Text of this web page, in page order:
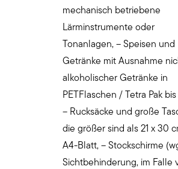
mechanisch betriebene
Lärminstrumente oder
Tonanlagen, – Speisen und
Getränke mit Ausnahme
alkoholischer Getränke in
PETFlaschen / Tetra Pak
– Rucksäcke und große
die größer sind als 21 x 30
A4-Blatt, – Stockschirme
Sichtbehinderung, im Falle